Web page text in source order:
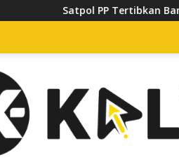
Satpol PP Tertibkan